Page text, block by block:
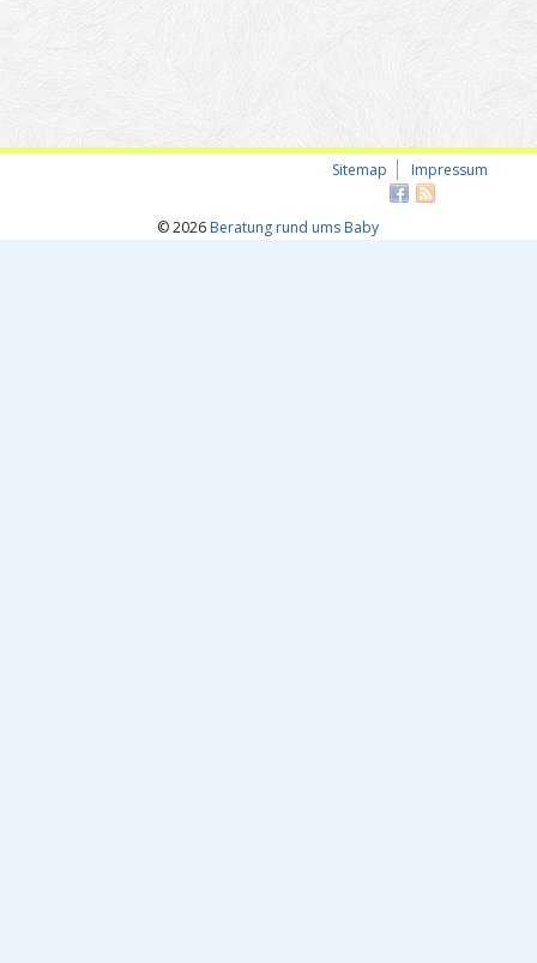
Sitemap Impressum
© 2026 Beratung rund ums Baby